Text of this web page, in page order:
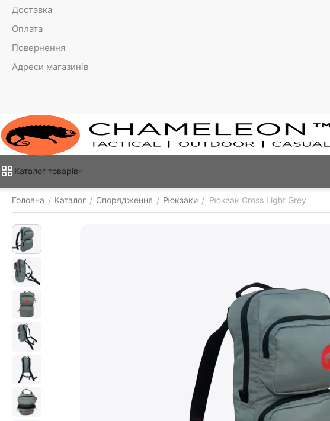
Доставка
Оплата
Повернення
Адреси магазинів
Каталог товарiв
Головна / Каталог / Спорядження / Рюкзаки / Рюкзак Сross Light Grey